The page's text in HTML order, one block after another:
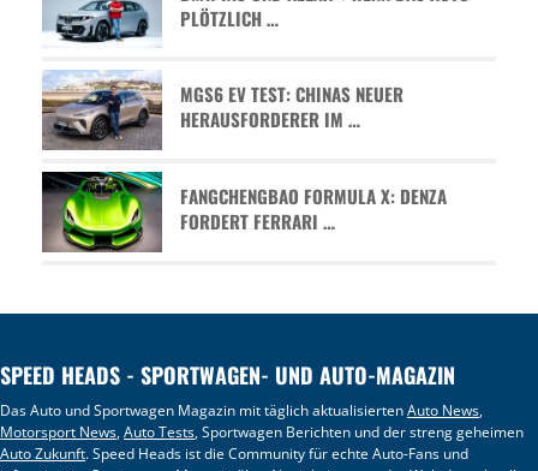
PLÖTZLICH …
MGS6 EV TEST: CHINAS NEUER
HERAUSFORDERER IM …
FANGCHENGBAO FORMULA X: DENZA
FORDERT FERRARI …
SPEED HEADS - SPORTWAGEN- UND AUTO-MAGAZIN
Das Auto und Sportwagen Magazin mit täglich aktualisiertenAuto News,
Motorsport News,Auto Tests, Sportwagen Berichten und der streng geheimen
Auto Zukunft. Speed Heads ist die Community für echte Auto-Fans und